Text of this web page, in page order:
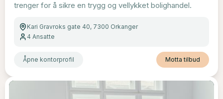
trenger for å sikre en trygg og vellykket bolighandel.
Kari Gravroks gate 40, 7300 Orkanger
4 Ansatte
Åpne kontorprofil Motta tilbud